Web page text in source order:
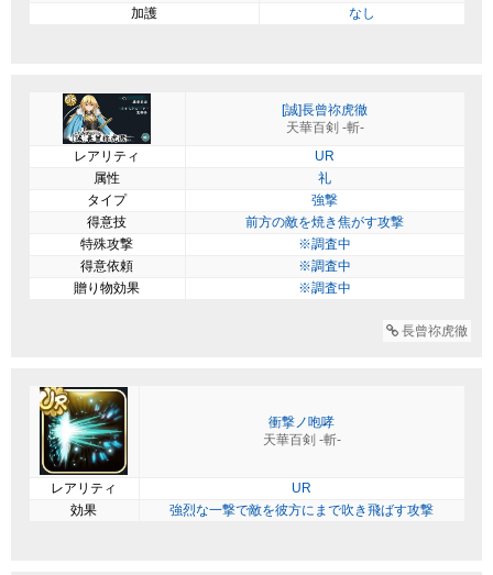
加護
なし
[誠]長曾祢虎徹
天華百剣 -斬-
レアリティ
UR
属性
礼
タイプ
強撃
得意技
前方の敵を焼き焦がす攻撃
特殊攻撃
※調査中
得意依頼
※調査中
贈り物効果
※調査中
長曾祢虎徹
衝撃ノ咆哮
天華百剣 -斬-
レアリティ
UR
効果
強烈な一撃で敵を彼方にまで吹き飛ばす攻撃